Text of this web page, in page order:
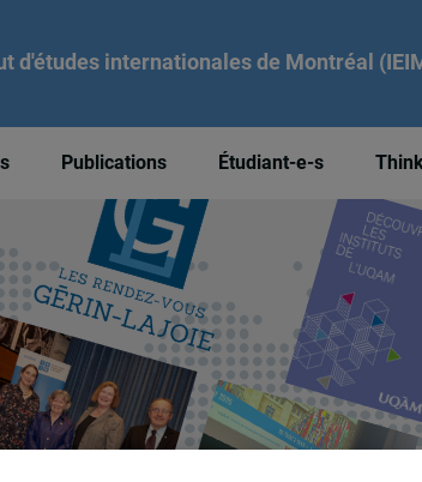
d'études internationales de Montréal
Publications Étudiant-e-s